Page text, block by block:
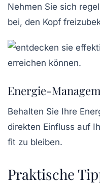
Nehmen Sie sich
bei, den Kopf
Energie-
Behalten Sie Ihre
direkten Einfluss auf
fit zu bleiben.
Praktische